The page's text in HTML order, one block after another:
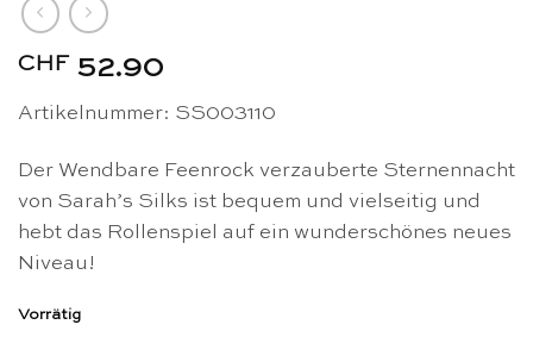
CHF 52.90
Artikelnummer: SS003110
Der Wendbare Feenrock verzauberte Sternennacht
von Sarah’s Silks ist bequem und vielseitig und
hebt das Rollenspiel auf ein wunderschönes neues
Niveau!
Vorrätig